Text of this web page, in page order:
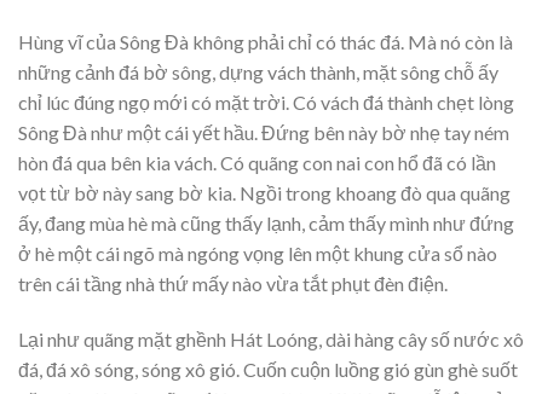
Hùng vĩ của Sông Đà không phải chỉ có thác đá. Mà nó còn là
những cảnh đá bờ sông, dựng vách thành, mặt sông chỗ ấy
chỉ lúc đúng ngọ mới có mặt trời. Có vách đá thành chẹt lòng
Sông Đà như một cái yết hầu. Đứng bên này bờ nhẹ tay ném
hòn đá qua bên kia vách. Có quãng con nai con hổ đã có lần
vọt từ bờ này sang bờ kia. Ngồi trong khoang đò qua quãng
ấy, đang mùa hè mà cũng thấy lạnh, cảm thấy mình như đứng
ở hè một cái ngõ mà ngóng vọng lên một khung cửa sổ nào
trên cái tầng nhà thứ mấy nào vừa tắt phụt đèn điện.
Lại như quãng mặt ghềnh Hát Loóng, dài hàng cây số nước xô
đá, đá xô sóng, sóng xô gió. Cuốn cuộn luồng gió gùn ghè suốt